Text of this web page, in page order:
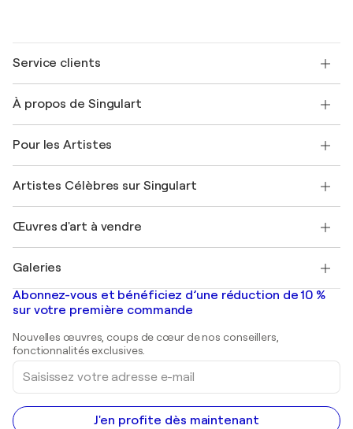
Service clients
Expédition
Offrir une carte cadeau
Rejoignez notre programme commercial
Mon compte
+33 1 76 44 06 42
À propos de Singulart
FAQ
Magazine Singulart
Emplois
Découvrez une sélection d'art original
Pour les Artistes
Se connecter en tant qu'Artiste
Artistes Célèbres sur Singulart
Marc Chagall
Banksy
Mr. Brainwash
Shepard Fairey
Œuvres d'art à vendre
Tableaux abstraits à vendre
Peintures de paysage
Estampes
Peintures acryliques
Galeries
Galeries d'art en France
Galeries d'art en Belgique
Abonnez-vous et bénéficiez d’une réduction de 10 %
sur votre première commande
Nouvelles œuvres, coups de cœur de nos conseillers,
fonctionnalités exclusives.
Saisissez
votre
adresse
e-
mail
J'en profite dès maintenant